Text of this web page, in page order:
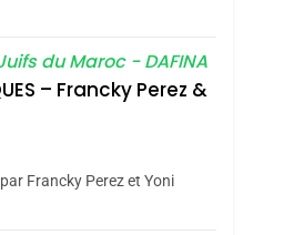
Guerre»: La
Chanson De
George
JUDAISME
du Maroc - DAFINA
– Francky Perez &
Francky Perez et Yoni